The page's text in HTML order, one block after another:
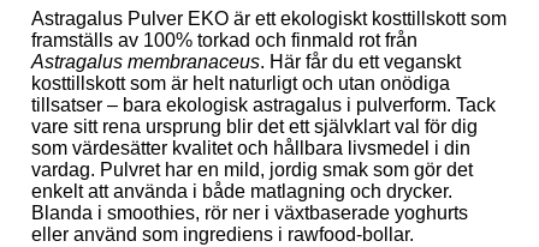
Astragalus Pulver EKO är ett ekologiskt kosttillskott som
framställs av 100% torkad och finmald rot från
Astragalus membranaceus. Här får du ett veganskt
kosttillskott som är helt naturligt och utan onödiga
tillsatser – bara ekologisk astragalus i pulverform. Tack
vare sitt rena ursprung blir det ett självklart val för dig
som värdesätter kvalitet och hållbara livsmedel i din
vardag. Pulvret har en mild, jordig smak som gör det
enkelt att använda i både matlagning och drycker.
Blanda i smoothies, rör ner i växtbaserade yoghurts
eller använd som ingrediens i rawfood-bollar.